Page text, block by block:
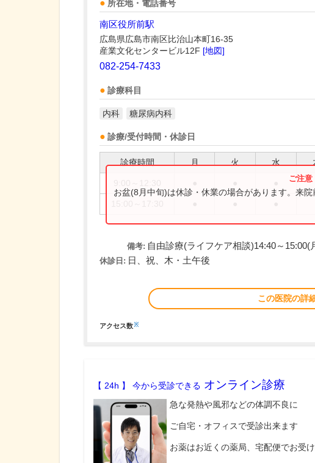
所在地・電話番号
南区役所前駅
広島県広島市南区比治山本町16-35
産業文化センタービル12F [地図]
082-254-7433
診療科目
内科 糖尿病内科
診療/受付時間・休診日
診療時間 月 火 水
お盆(8月中旬)は休診・休業の場合があります。来
備考: 自由診療(ライフケア相談)14:40～15:00(
休診日: 日、祝、木・土午後
この医院の詳
アクセス数※
【 24h 】 今から受診できる オンライン診療
急な発熱や風邪などの体調不良に
ご自宅・オフィスで受診出来ます
お薬はお近くの薬局、宅配便でお受